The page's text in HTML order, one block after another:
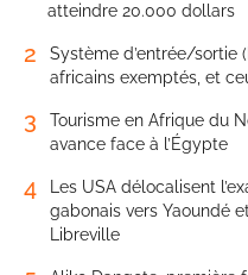
atteindre 20.000 dollars
2
Système d’entrée/sortie
africains exemptés, et
3
Tourisme en Afrique du
avance face à l’Égypte
4
Les USA délocalisent
gabonais vers Yaoundé
Libreville